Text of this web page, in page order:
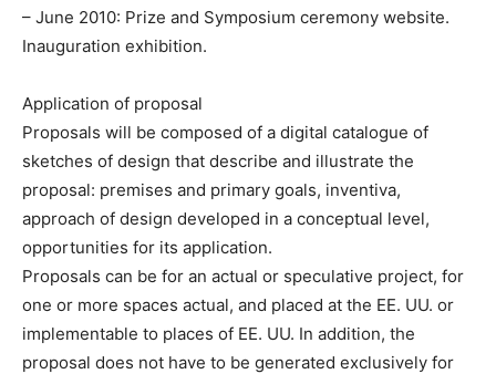
– June 2010: Prize and Symposium ceremony website.
Inauguration exhibition.
Application of proposal
Proposals will be composed of a digital catalogue of
sketches of design that describe and illustrate the
proposal: premises and primary goals, inventiva,
approach of design developed in a conceptual level,
opportunities for its application.
Proposals can be for an actual or speculative project, for
one or more spaces actual, and placed at the EE. UU. or
implementable to places of EE. UU. In addition, the
proposal does not have to be generated exclusively for